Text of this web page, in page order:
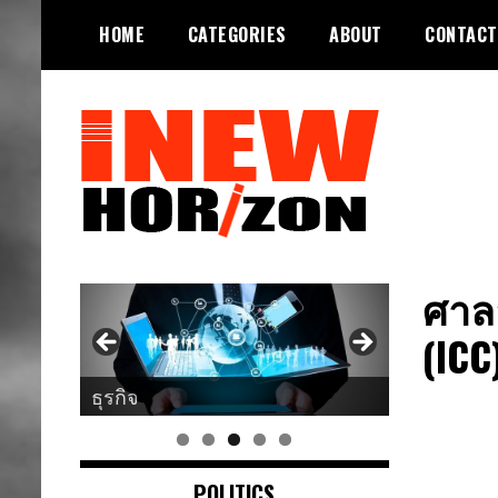
content
HOME CATEGORIES ABOUT CONTACT
INEWHORIZON
ศา
ธุรกิจ